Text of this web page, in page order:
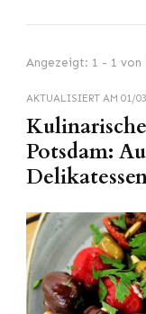
Angezeigt: 1 - 1 von
AKTUALISIERT AM 01/
Potsdam: